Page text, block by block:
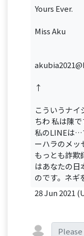
Yours Ever.
Miss Aku
↑
こういうナイ
ちわ 私は陳
私のLINEは…
ーハラのメッ
もっとも詐欺
はあなたの日
のです。ネギ
28 Jun 2021